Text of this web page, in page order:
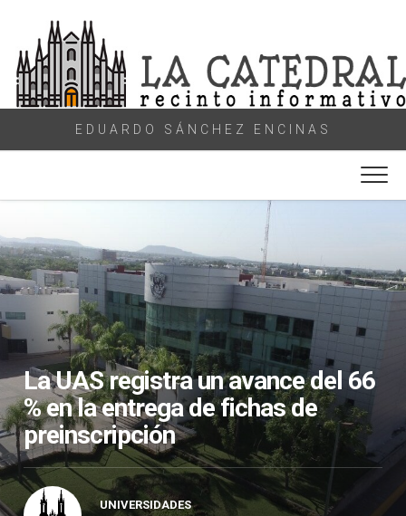
content
EDUARDO SÁNCHEZ ENCINAS
La UAS registra un avance del 66
% en la entrega de fichas de
preinscripción
UNIVERSIDADES